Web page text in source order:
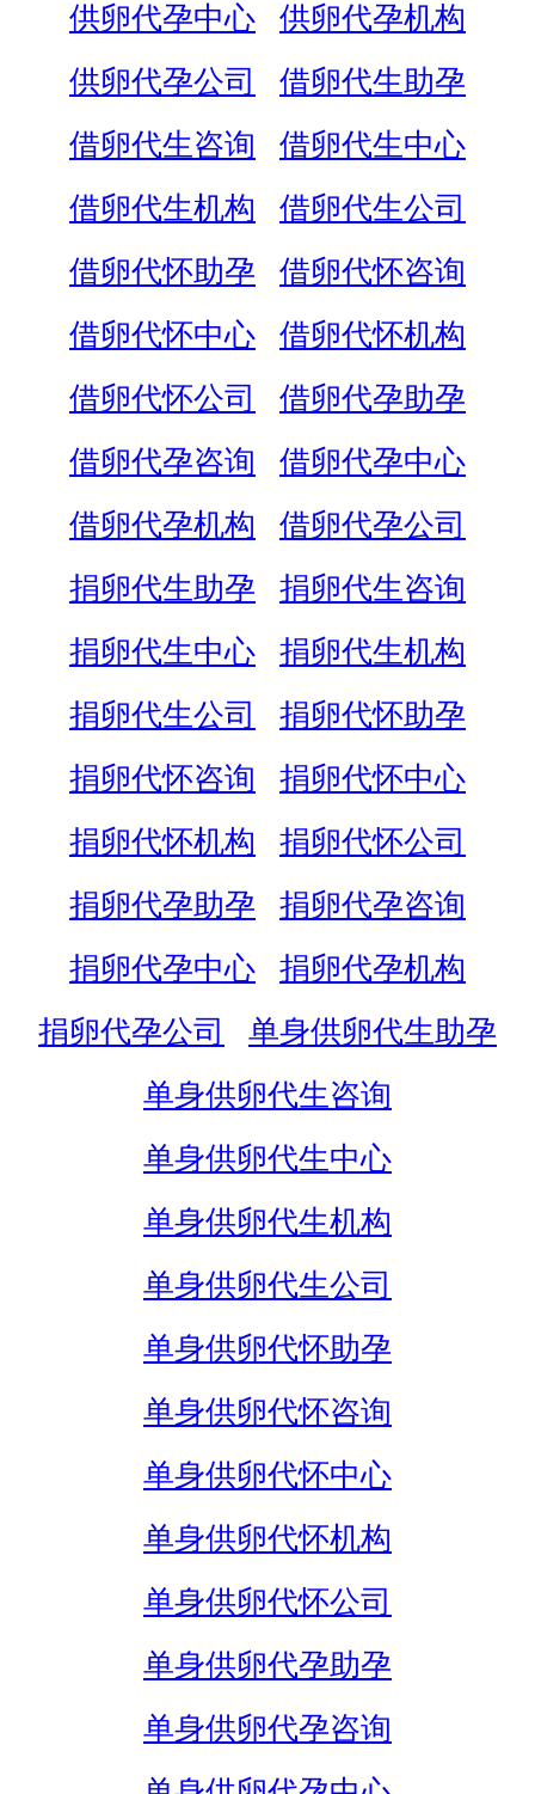
供卵代孕中心
供卵代孕机构
供卵代孕公司
借卵代生助孕
借卵代生咨询
借卵代生中心
借卵代生机构
借卵代生公司
借卵代怀助孕
借卵代怀咨询
借卵代怀中心
借卵代怀机构
借卵代怀公司
借卵代孕助孕
借卵代孕咨询
借卵代孕中心
借卵代孕机构
借卵代孕公司
捐卵代生助孕
捐卵代生咨询
捐卵代生中心
捐卵代生机构
捐卵代生公司
捐卵代怀助孕
捐卵代怀咨询
捐卵代怀中心
捐卵代怀机构
捐卵代怀公司
捐卵代孕助孕
捐卵代孕咨询
捐卵代孕中心
捐卵代孕机构
捐卵代孕公司
单身供卵代生助孕
单身供卵代生咨询
单身供卵代生中心
单身供卵代生机构
单身供卵代生公司
单身供卵代怀助孕
单身供卵代怀咨询
单身供卵代怀中心
单身供卵代怀机构
单身供卵代怀公司
单身供卵代孕助孕
单身供卵代孕咨询